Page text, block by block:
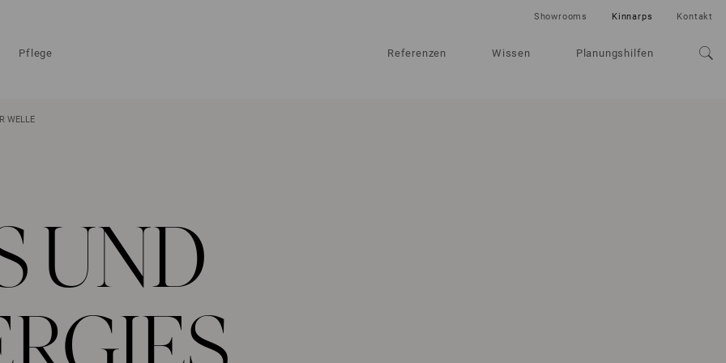
Pflege Referenzen Wissen Planungshilfen
Showrooms Kinnarps Kontakt
WELLE
UND